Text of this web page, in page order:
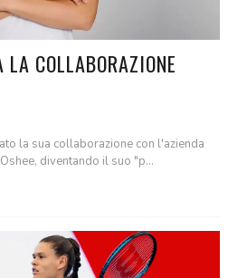
COLLABORAZIONE
la sua collaborazione con l'azienda
diventando il suo "p...